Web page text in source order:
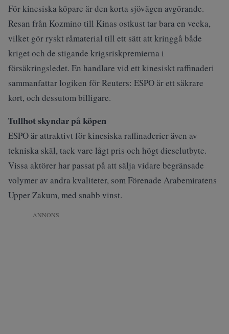
För kinesiska köpare är den korta sjövägen avgörande.
Resan från Kozmino till Kinas ostkust tar bara en vecka,
vilket gör ryskt råmaterial till ett sätt att kringgå både
kriget och de stigande krigsriskpremierna i
försäkringsledet. En handlare vid ett kinesiskt raffinaderi
sammanfattar logiken för Reuters: ESPO är ett säkrare
kort, och dessutom billigare.
Tullhot skyndar på köpen
ESPO är attraktivt för kinesiska raffinaderier även av
tekniska skäl, tack vare lågt pris och högt dieselutbyte.
Vissa aktörer har passat på att sälja vidare begränsade
volymer av andra kvaliteter, som Förenade Arabemiratens
Upper Zakum, med snabb vinst.
ANNONS